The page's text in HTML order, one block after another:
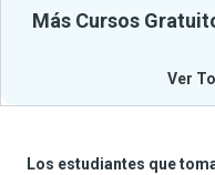
Más Cursos
Ver
Los estudiantes que